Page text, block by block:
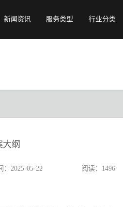
新闻资讯 服务类型
专题纪录片
行业分类
展会会议视频
纲
：2025-05-22 阅读：1496